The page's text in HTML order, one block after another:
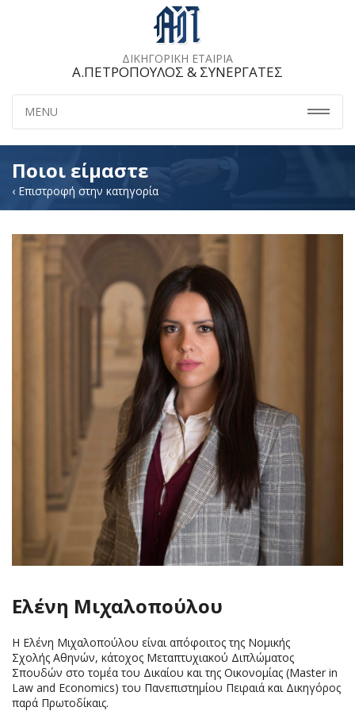
ΔΙΚΗΓΟΡΙΚΗ ΕΤΑΙΡΙΑ
A.ΠΕΤΡΟΠΟΥΛΟΣ & ΣΥΝΕΡΓΑΤΕΣ
MENU
Ποιοι είμαστε
‹ Επιστροφή στην κατηγορία
Ελένη Μιχαλοπούλου
Η Ελένη Μιχαλοπούλου είναι απόφοιτος της Νομικής
Σχολής Αθηνών, κάτοχος Μεταπτυχιακού Διπλώματος
Σπουδών στο τομέα του Δικαίου και της Οικονομίας (Master in
Law and Economics) του Πανεπιστημίου Πειραιά και Δικηγόρος
παρά Πρωτοδίκαις.